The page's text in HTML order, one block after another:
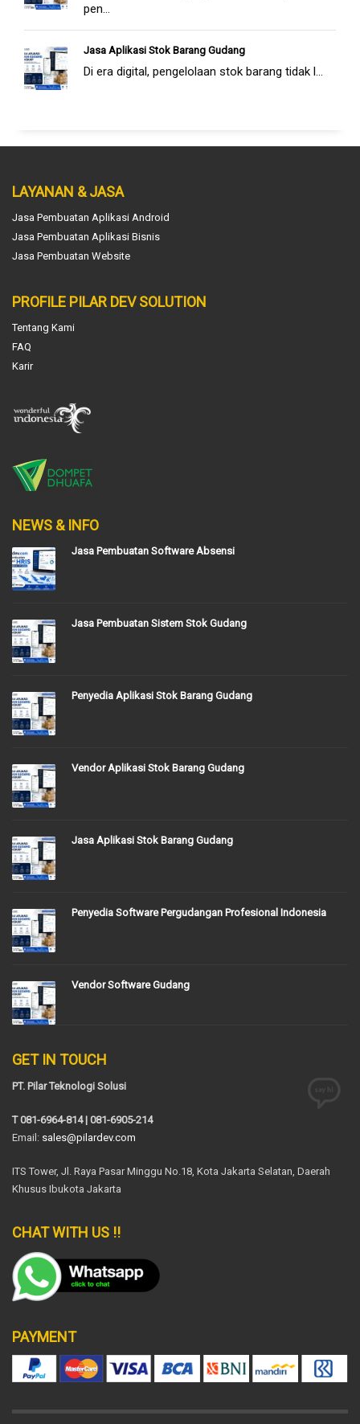
pen...
Jasa Aplikasi Stok Barang Gudang
Di era digital, pengelolaan stok barang tidak l...
LAYANAN & JASA
Jasa Pembuatan Aplikasi Android
Jasa Pembuatan Aplikasi Bisnis
Jasa Pembuatan Website
PROFILE PILAR DEV SOLUTION
Tentang Kami
FAQ
Karir
NEWS & INFO
Jasa Pembuatan Software Absensi
Jasa Pembuatan Sistem Stok Gudang
Penyedia Aplikasi Stok Barang Gudang
Vendor Aplikasi Stok Barang Gudang
Jasa Aplikasi Stok Barang Gudang
Penyedia Software Pergudangan Profesional Indonesia
Vendor Software Gudang
GET IN TOUCH
PT. Pilar Teknologi Solusi
T 081-6964-814 | 081-6905-214
Email: sales@pilardev.com
ITS Tower, Jl. Raya Pasar Minggu No.18, Kota Jakarta Selatan, Daerah
Khusus Ibukota Jakarta
CHAT WITH US !!
PAYMENT